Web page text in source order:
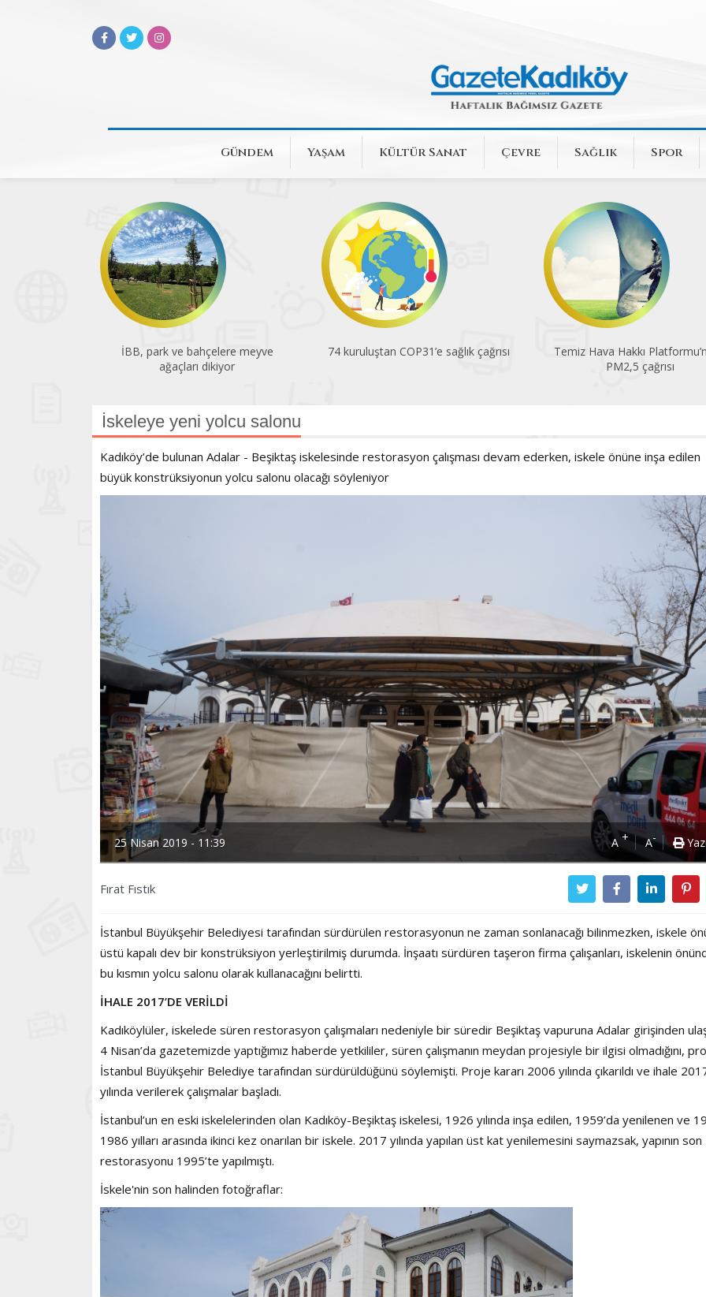
Gündem Yaşam Kültür Sanat Çevre Sağlık Spor
İBB, park ve bahçelere meyve
ağaçları dikiyor
74 kuruluştan COP31’e sağlık çağrısı
Temiz Hava Hakkı
PM2,5 çağrısı
İskeleye yeni yolcu salonu
Kadıköy’de bulunan Adalar - Beşiktaş iskelesinde restorasyon çalışması devam ederken, iskele önüne inşa edilen
büyük konstrüksiyonun yolcu salonu olacağı söyleniyor
25 Nisan 2019 - 11:39 A + A-
Fırat Fıstık
İstanbul Büyükşehir Belediyesi tarafından sürdürülen restorasyonun ne zaman sonlanacağı bilinmezken, iskele
üstü kapalı dev bir konstrüksiyon yerleştirilmiş durumda. İnşaatı sürdüren taşeron firma çalışanları, iskelenin
bu kısmın yolcu salonu olarak kullanacağını belirtti.
İHALE 2017’DE VERİLDİ
Kadıköylüler, iskelede süren restorasyon çalışmaları nedeniyle bir süredir Beşiktaş vapuruna Adalar girişinden
4 Nisan’da gazetemizde yaptığımız haberde yetkililer, süren çalışmanın meydan projesiyle bir ilgisi olmadığını,
İstanbul Büyükşehir Belediye tarafından sürdürüldüğünü söylemişti. Proje kararı 2006 yılında çıkarıldı ve ihale
yılında verilerek çalışmalar başladı.
İstanbul’un en eski iskelelerinden olan Kadıköy-Beşiktaş iskelesi, 1926 yılında inşa edilen, 1959’da yenilenen ve
1986 yılları arasında ikinci kez onarılan bir iskele. 2017 yılında yapılan üst kat yenilemesini saymazsak, yapının son
restorasyonu 1995’te yapılmıştı.
İskele'nin son halinden fotoğraflar:
Haftanın Pusulası
Power Ballad /
Şarkısı